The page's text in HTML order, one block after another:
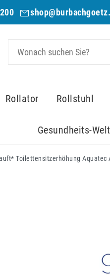
Rollator Rollstuhl
Gesundheits-